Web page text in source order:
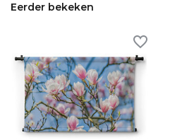
Eerder bekeken